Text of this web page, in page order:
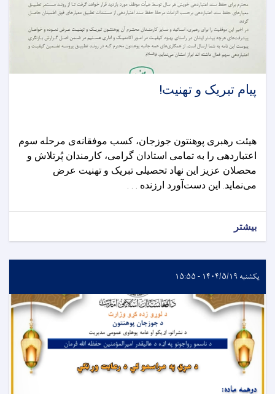
پیام تبریک و تهنیت!
هیئت رهبری پوهنتون جوزجان، کسب موفقانه‌ی مرحله سوم
اعتباردهی را به تمامی استادان گرامی، کارمندان پُرتلاش و
محصلان عزیز این نهاد تحصیلی تبریک و تهنیت عرض
می‌نماید. این دست‌آورد ارزنده . . .
بیشتر
یکشنبه ۱۴۰۴/۵/۱۹ - ۱۵:۵۵